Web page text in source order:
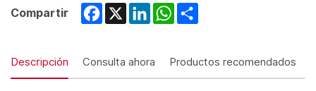
Compartir Facebook
X LinkedInWhatsApp
Descripción Consulta ahora Productos recomendados